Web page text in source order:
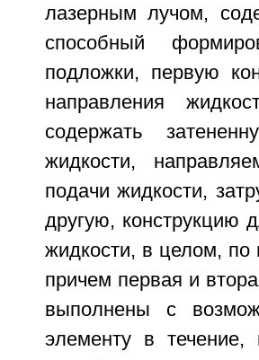
лазерным лучом,
способный
подложки, первую
направления
содержать
жидкости,
подачи жидкости,
другую, конструкцию
жидкости, в целом, по
причем первая и
выполнены с
элементу в